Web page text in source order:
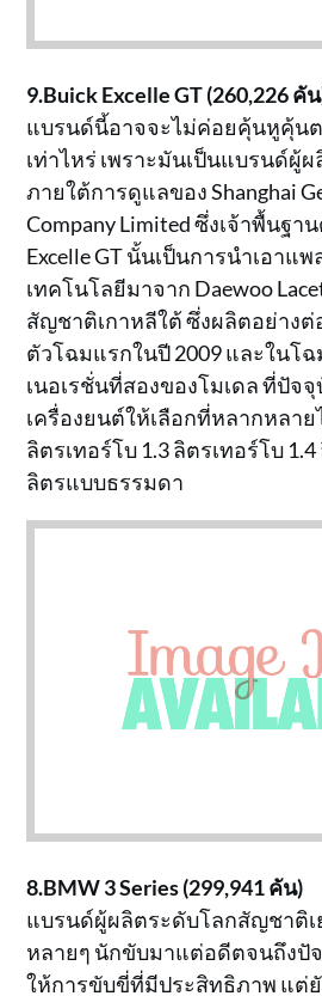
9.Buick Excelle GT (260,226 คั
แบรนด์นี้อาจจะไม่ค่อยคุ้นหูคุ้น
เท่าไหร่ เพราะมันเป็นแบรนด์ผู้
ภายใต้การดูแลของ Shanghai
Company Limited ซึ่งเจ้าพื้นฐา
Excelle GT นั้นเป็นการนำเอาแ
เทคโนโลยีมาจาก Daewoo
สัญชาติเกาหลีใต้ ซึ่งผลิตอย่างต่
ตัวโฉมแรกในปี 2009 และในโ
เนอเรชั่นที่สองของโมเดล ที่ปัจ
เครื่องยนต์ให้เลือกที่หลากหลาย
ลิตรเทอร์โบ 1.3 ลิตรเทอร์โบ
ลิตรแบบธรรมดา
8.BMW 3 Series (299,941 คัน)
แบรนด์ผู้ผลิตระดับโลกสัญชาติเ
หลายๆ นักขับมาแต่อดีตจนถึงปั
ให้การขับขี่ที่มีประสิทธิภาพ แต่